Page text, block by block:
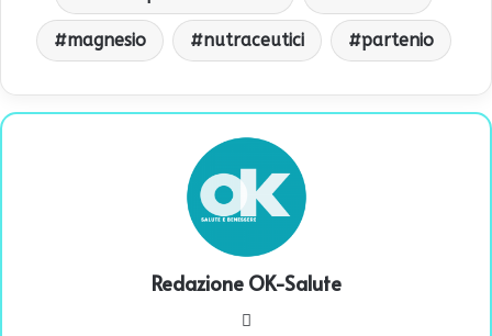
magnesio nutraceutici partenio
Redazione OK-Salute